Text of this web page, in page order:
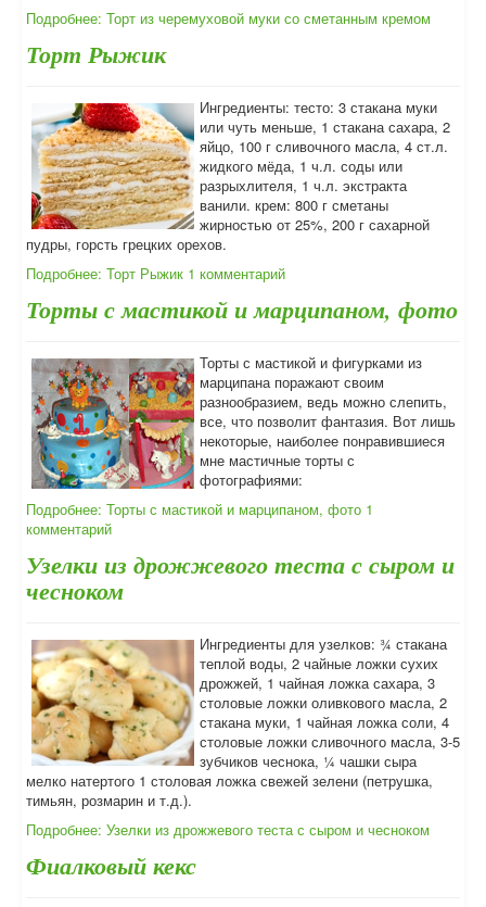
Подробнее: Торт из черемуховой муки со сметанным кремом
Торт Рыжик
Ингредиенты: тесто: 3 стакана муки
или чуть меньше, 1 стакана сахара, 2
яйцо, 100 г сливочного масла, 4 ст.л.
жидкого мёда, 1 ч.л. соды или
разрыхлителя, 1 ч.л. экстракта
ванили. крем: 800 г сметаны
жирностью от 25%, 200 г сахарной
пудры, горсть грецких орехов.
Подробнее: Торт Рыжик 1 комментарий
Торты с мастикой и марципаном, фото
Торты с мастикой и фигурками из
марципана поражают своим
разнообразием, ведь можно слепить,
все, что позволит фантазия. Вот лишь
некоторые, наиболее понравившиеся
мне мастичные торты с
фотографиями:
Подробнее: Торты с мастикой и марципаном, фото 1
комментарий
Узелки из дрожжевого теста с сыром и
чесноком
Ингредиенты для узелков: ¾ стакана
теплой воды, 2 чайные ложки сухих
дрожжей, 1 чайная ложка сахара, 3
столовые ложки оливкового масла, 2
стакана муки, 1 чайная ложка соли, 4
столовые ложки сливочного масла, 3-5
зубчиков чеснока, ¼ чашки сыра
мелко натертого 1 столовая ложка свежей зелени (петрушка,
тимьян, розмарин и т.д.).
Подробнее: Узелки из дрожжевого теста с сыром и чесноком
Фиалковый кекс